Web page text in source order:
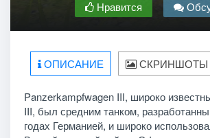
Нравится
ОПИСАНИЕ СКРИНШОТЫ
Panzerkampfwagen III, широко
III, был средним танком,
годах Германией, и широко